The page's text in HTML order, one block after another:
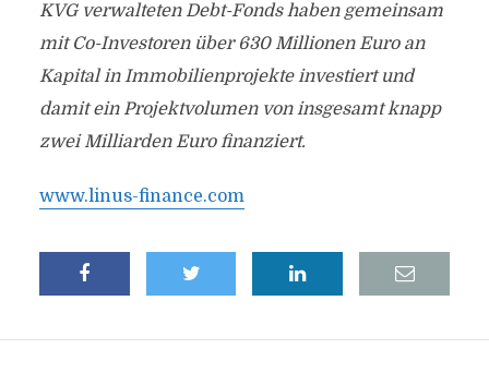
KVG verwalteten Debt-Fonds haben gemeinsam
mit Co-Investoren über 630 Millionen Euro an
Kapital in Immobilienprojekte investiert und
damit ein Projektvolumen von insgesamt knapp
zwei Milliarden Euro finanziert.
www.linus-finance.com